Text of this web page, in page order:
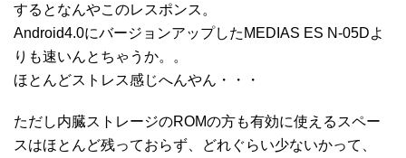
するとなんやこのレスポンス。
Android4.0にバージョンアップしたMEDIAS ES N-05Dよ
りも速いんとちゃうか。。
ほとんどストレス感じへんやん・・・
ただし内臓ストレージのROMの方も有効に使えるスペー
スはほとんど残っておらず、どれぐらい少ないかって、